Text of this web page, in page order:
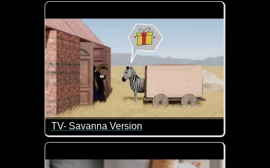
Wenn die Minions bei Olympia mitmachen
TV- Savanna Version
Wie man ohne Worte so viel sagen kann :-) Total